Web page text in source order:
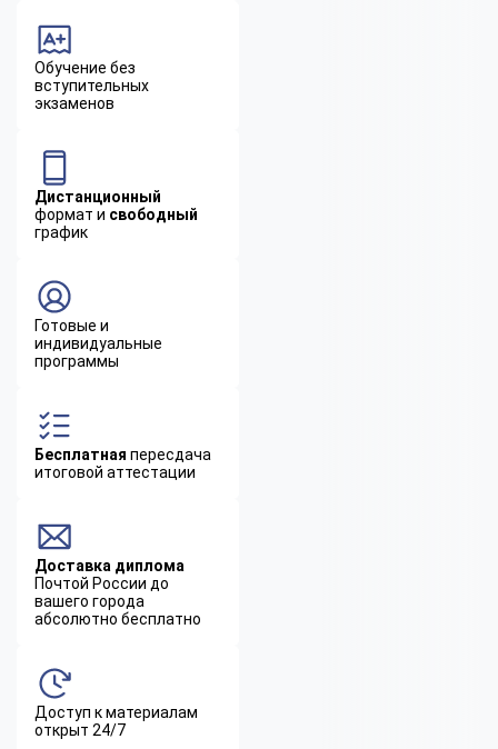
Обучение без
вступительных
экзаменов
Дистанционный
формат и свободный
график
Готовые и
индивидуальные
программы
Бесплатная пересдача
итоговой аттестации
Доставка диплома
Почтой России до
вашего города
абсолютно бесплатно
Доступ к материалам
открыт 24/7